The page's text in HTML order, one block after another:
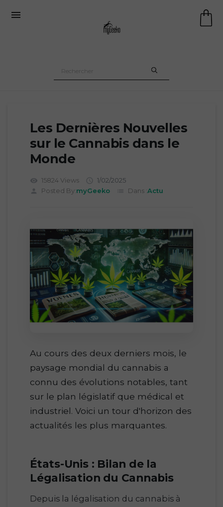

Les Dernières Nouvelles
sur le Cannabis dans le
Monde
visibility 15824 Views  1/02/2025
person
Posted By:myGeeko list Dans :Actu
Au cours des deux derniers mois, le
paysage mondial du cannabis a
connu des évolutions notables, tant
sur le plan législatif que médical et
industriel. Voici un tour d'horizon des
actualités les plus marquantes.
États-Unis : Bilan de la
Légalisation du Cannabis
Depuis la légalisation du cannabis à